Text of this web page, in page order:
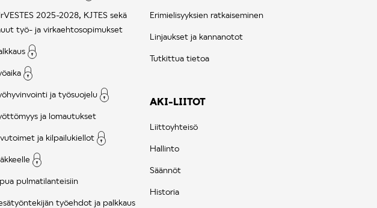
2025-2028, KJTES sekä
työ- ja virkaehtosopimukset
ja työsuojelu
ja lomautukset
ja kilpailukiellot
pulmatilanteisiin
työehdot ja palkkaus
Erimielisyyksien ratkaiseminen
Linjaukset ja kannanotot
Tutkittua tietoa
AKI-LIITOT
Liittoyhteisö
Hallinto
Säännöt
Historia